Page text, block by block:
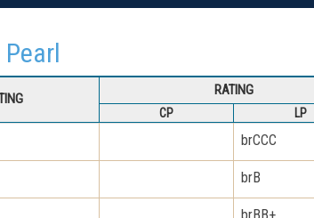
RATING
CP LP
brCCC
brB